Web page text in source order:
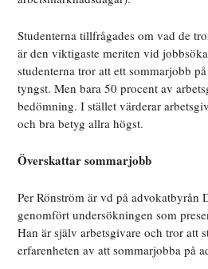
Studenterna tillfrågades om vad de
är den viktigaste meriten vid
studenterna tror att ett sommarjobb
tyngst. Men bara 50 procent av
bedömning. I stället värderar
och bra betyg allra högst.
Överskattar sommarjobb
Per Rönström är vd på advokatbyrån
genomfört undersökningen som
Han är själv arbetsgivare och tror att
erfarenheten av att sommarjobba på